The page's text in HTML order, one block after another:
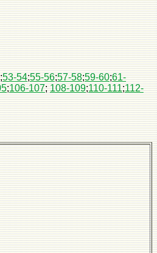
;53-54;55-56;57-58;59-60;61-
;106-107; 108-109;110-111;112-